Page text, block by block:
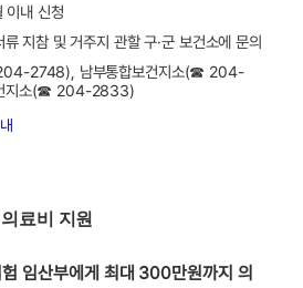
이내 신청
지참 및 거주지 관할 구·군 보건소에 문의
2748), 남부통합보건지소(☎ 204-
지소(☎ 204-2833)
료비 지원
임산부에게 최대 300만원까지 의